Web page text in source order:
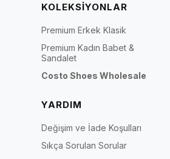
KOLEKSİYONLAR
Premium Erkek Klasik
Premium Kadın Babet &
Sandalet
Costo Shoes Wholesale
YARDIM
Değişim ve İade Koşulları
Sıkça Sorulan Sorular